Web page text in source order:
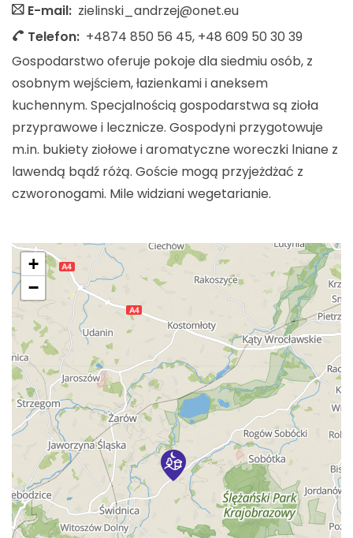
E-mail: zielinski_andrzej@onet.eu
Telefon: +4874 850 56 45, +48 609 50 30 39
Gospodarstwo oferuje pokoje dla siedmiu osób, z
osobnym wejściem, łazienkami i aneksem
kuchennym. Specjalnością gospodarstwa są zioła
przyprawowe i lecznicze. Gospodyni przygotowuje
m.in. bukiety ziołowe i aromatyczne woreczki lniane z
lawendą bądź różą. Goście mogą przyjeżdżać z
czworonogami. Mile widziani wegetarianie.
+
−